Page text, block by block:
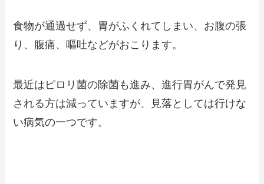
食物が通過せず、胃がふくれてしまい、お腹の張
り、腹痛、嘔吐などがおこります。
最近はピロリ菌の除菌も進み、進行胃がんで発見
される方は減っていますが、見落としては行けな
い病気の一つです。